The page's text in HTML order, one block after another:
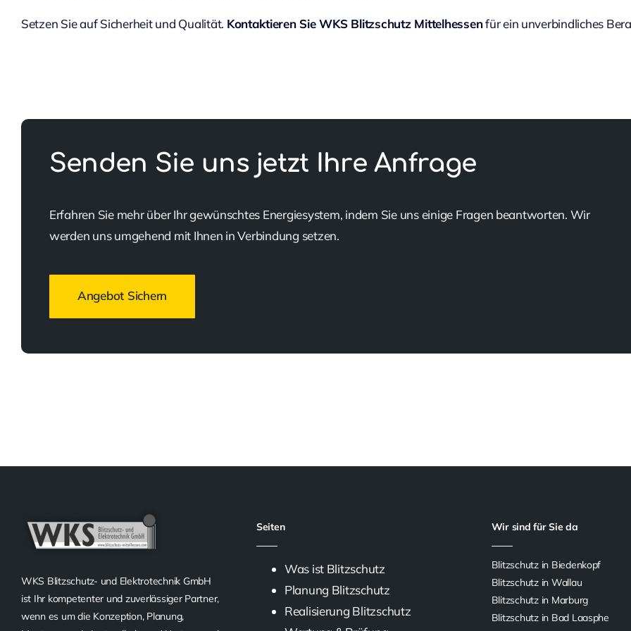
Setzen Sie auf Sicherheit und Qualität. Kontaktieren Sie WKS Blitzschutz Mittelhessenfür ein unverbindliches
Senden Sie uns jetzt Ihre Anfrage
Erfahren Sie mehr über Ihr gewünschtes Energiesystem, indem Sie uns einige Fragen beantworten. Wir
werden uns umgehend mit Ihnen in Verbindung setzen.
Angebot Sichern
WKS Blitzschutz- und Elektrotechnik GmbH
ist Ihr kompetenter und zuverlässiger Partner,
wenn es um die Konzeption, Planung,
Seiten
Was ist Blitzschutz
Planung Blitzschutz
Realisierung Blitzschutz
Wir sind für Sie da
Blitzschutz in Biedenkopf
Blitzschutz in Wallau
Blitzschutz in Marburg
Blitzschutz in Bad Laasphe